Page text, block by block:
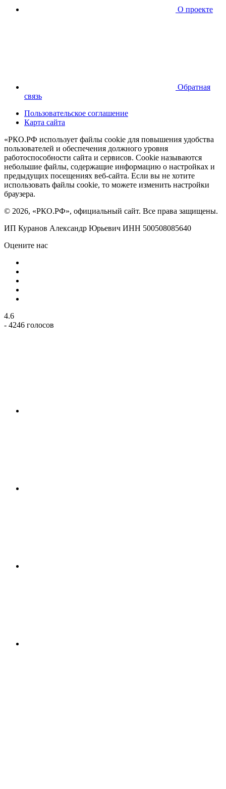
О проекте
Обратная
связь
Пользовательское соглашение
Карта сайта
«РКО.РФ использует файлы cookie для повышения удобства
пользователей и обеспечения должного уровня
работоспособности сайта и сервисов. Cookie называются
небольшие файлы, содержащие информацию о настройках и
предыдущих посещениях веб-сайта. Если вы не хотите
использовать файлы cookie, то можете изменить настройки
браузера.
© 2026, «РКО.РФ», официальный сайт. Все права защищены.
ИП Куранов Александр Юрьевич ИНН 500508085640
Оцените нас
4.6
- 4246 голосов